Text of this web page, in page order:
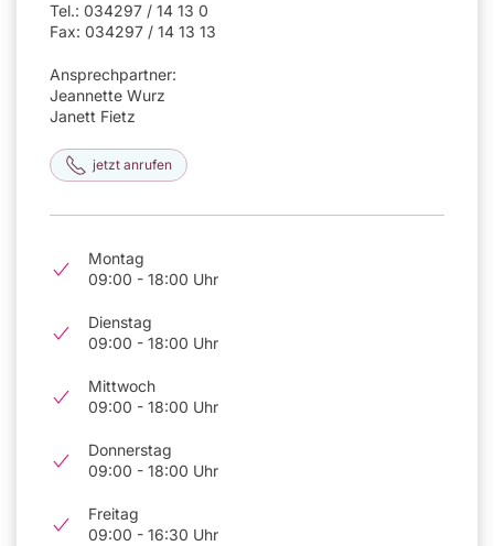
Tel.: 034297 / 14 13 0
Fax: 034297 / 14 13 13
Ansprechpartner:
Jeannette Wurz
Janett Fietz
jetzt anrufen
Montag
09:00 - 18:00 Uhr
Dienstag
09:00 - 18:00 Uhr
Mittwoch
09:00 - 18:00 Uhr
Donnerstag
09:00 - 18:00 Uhr
Freitag
09:00 - 16:30 Uhr